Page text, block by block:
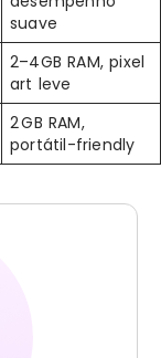
suave
2–4GB RAM, pixel
art leve
2 GB RAM,
portátil-friendly